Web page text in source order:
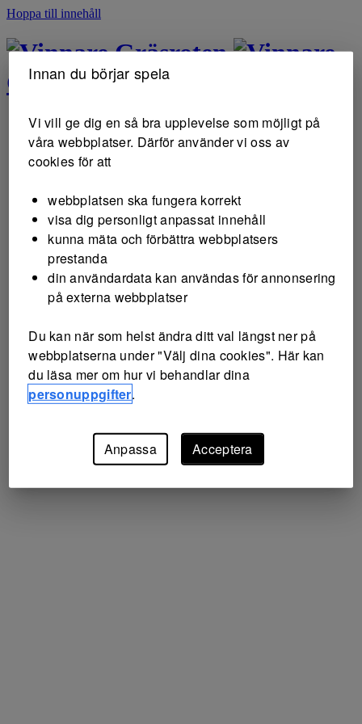
Hoppa till innehåll
Gräsroten
Gräsroten
Innan du börjar spela
Vi vill ge dig en så bra upplevelse som möjligt på
våra webbplatser. Därför använder vi oss av
cookies för att
webbplatsen ska fungera korrekt
visa dig personligt anpassat innehåll
kunna mäta och förbättra webbplatsers
prestanda
din användardata kan användas för annonsering
på externa webbplatser
Du kan när som helst ändra ditt val längst ner på
webbplatserna under "Välj dina cookies". Här kan
du läsa mer om hur vi behandlar dina
personuppgifter.
Anpassa Acceptera